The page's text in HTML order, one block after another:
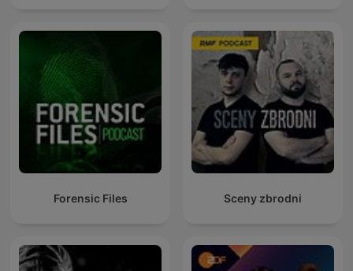
Forensic Files Sceny zbrodni